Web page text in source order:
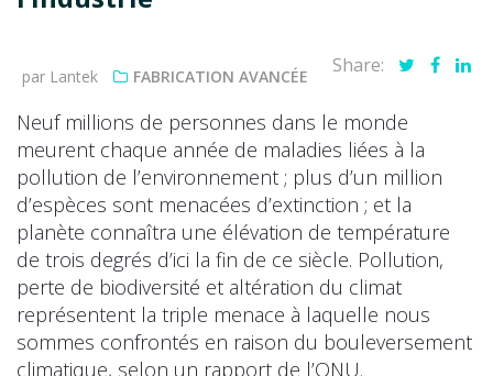
par Lantek FABRICATION AVANCÉE Share:
Neuf millions de personnes dans le monde
meurent chaque année de maladies liées à la
pollution de l’environnement ; plus d’un million
d’espèces sont menacées d’extinction ; et la
planète connaîtra une élévation de température
de trois degrés d’ici la fin de ce siècle. Pollution,
perte de biodiversité et altération du climat
représentent la triple menace à laquelle nous
sommes confrontés en raison du bouleversement
climatique, selon un rapport de l’ONU.